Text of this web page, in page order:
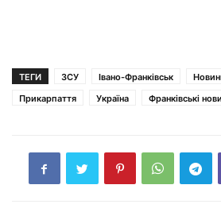
ТЕГИ ЗСУ Івано-Франківськ
Прикарпаття
Україна Франківські